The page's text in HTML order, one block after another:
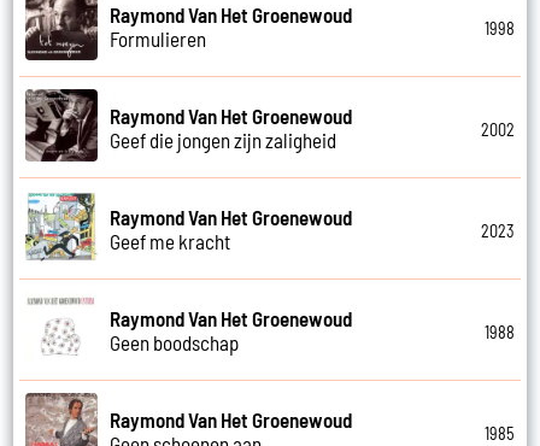
Raymond Van Het Groenewoud
Formulieren
1998
Raymond Van Het Groenewoud
Geef die jongen zijn zaligheid
2002
Raymond Van Het Groenewoud
Geef me kracht
2023
Raymond Van Het Groenewoud
Geen boodschap
1988
Raymond Van Het Groenewoud
1985